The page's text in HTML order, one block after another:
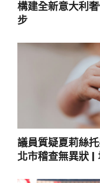
構建全新意大利
步
議員質疑夏莉絲
北市稽查無異狀 |